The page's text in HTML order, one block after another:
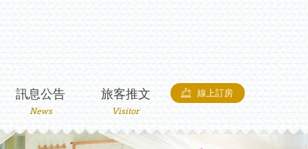
訊息公告
News
旅客推文
Visitor
線上訂房